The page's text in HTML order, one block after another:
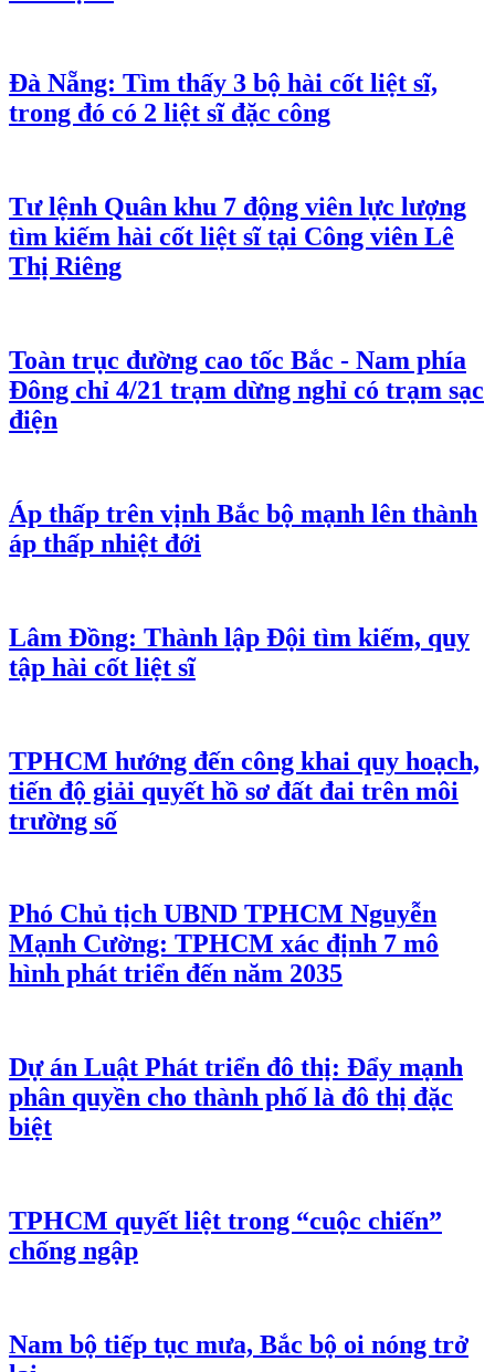
Đà Nẵng: Tìm thấy 3 bộ hài cốt liệt sĩ,
trong đó có 2 liệt sĩ đặc công
Tư lệnh Quân khu 7 động viên lực lượng
tìm kiếm hài cốt liệt sĩ tại Công viên Lê
Thị Riêng
Toàn trục đường cao tốc Bắc - Nam phía
Đông chỉ 4/21 trạm dừng nghỉ có trạm sạc
điện
Áp thấp trên vịnh Bắc bộ mạnh lên thành
áp thấp nhiệt đới
Lâm Đồng: Thành lập Đội tìm kiếm, quy
tập hài cốt liệt sĩ
TPHCM hướng đến công khai quy hoạch,
tiến độ giải quyết hồ sơ đất đai trên môi
trường số
Phó Chủ tịch UBND TPHCM Nguyễn
Mạnh Cường: TPHCM xác định 7 mô
hình phát triển đến năm 2035
Dự án Luật Phát triển đô thị: Đẩy mạnh
phân quyền cho thành phố là đô thị đặc
biệt
TPHCM quyết liệt trong “cuộc chiến”
chống ngập
Nam bộ tiếp tục mưa, Bắc bộ oi nóng trở